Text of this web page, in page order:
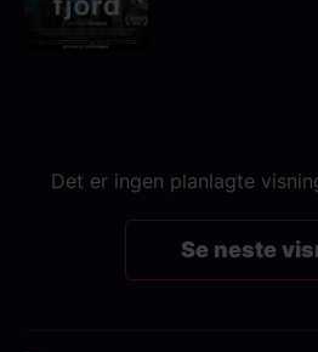
Det er ingen planlagte
Se neste